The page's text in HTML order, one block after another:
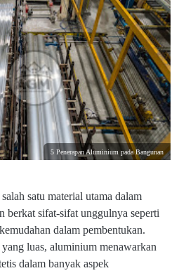
5 Penerapan Aluminium pada Bangunan
satu material utama dalam
berkat sifat-sifat unggulnya seperti
dalam pembentukan.
luas, aluminium menawarkan
dalam banyak aspek